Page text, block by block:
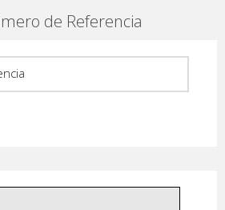
de Referencia